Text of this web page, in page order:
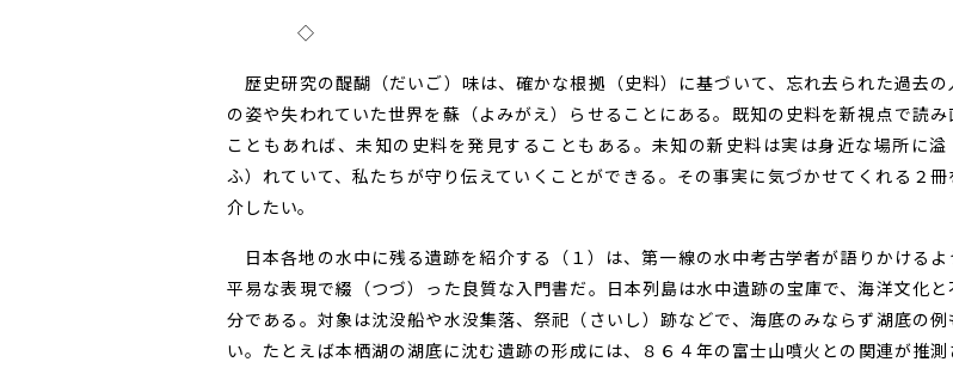
◇
歴史研究の醍醐（だいご）味は、確かな根拠（史料）に基づいて、忘れ去られた過去の
の姿や失われていた世界を蘇（よみがえ）らせることにある。既知の史料を新視点で読み
こともあれば、未知の史料を発見することもある。未知の新史料は実は身近な場所に溢
ふ）れていて、私たちが守り伝えていくことができる。その事実に気づかせてくれる２冊
介したい。
日本各地の水中に残る遺跡を紹介する（１）は、第一線の水中考古学者が語りかけるよ
平易な表現で綴（つづ）った良質な入門書だ。日本列島は水中遺跡の宝庫で、海洋文化と
分である。対象は沈没船や水没集落、祭祀（さいし）跡などで、海底のみならず湖底の例
い。たとえば本栖湖の湖底に沈む遺跡の形成には、８６４年の富士山噴火との関連が推測